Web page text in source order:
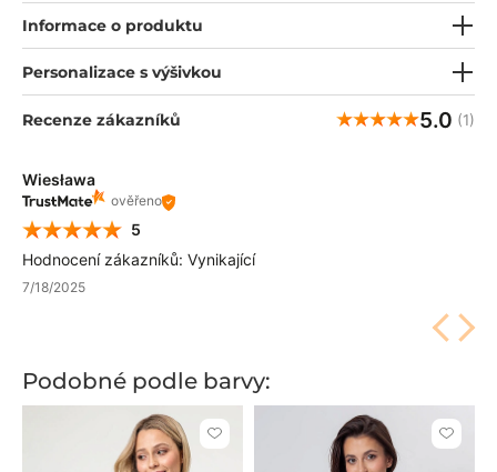
vytváření profesionálních stylizací.
Informace o produktu
Personalizace s výšivkou
Recenze zákazníků 5.0 (1)
Wiesława
ověřeno
5
Hodnocení zákazníků: Vynikající
7/18/2025
Podobné podle barvy:
Kliknutím